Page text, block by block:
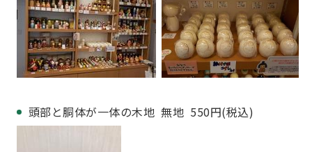
頭部と胴体が一体の木地 無地 550円(税込)